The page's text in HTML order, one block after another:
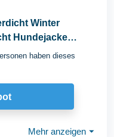
Winter
Hundejacke
haben dieses
Mehr anzeigen ⏷